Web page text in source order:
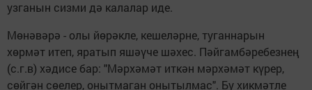
узганын сизми дә калалар иде.
Мөнәвәрә - олы йөрәкле, кешеләрне, туганнарын
хөрмәт итеп, яратып яшәүче шәхес. Пәйгамбәребезнең
(с.г.в) хәдисе бар: "Мәрхәмәт иткән мәрхәмәт күрер,
сөйгән сөелер, онытмаган онытылмас". Бу хикмәтле